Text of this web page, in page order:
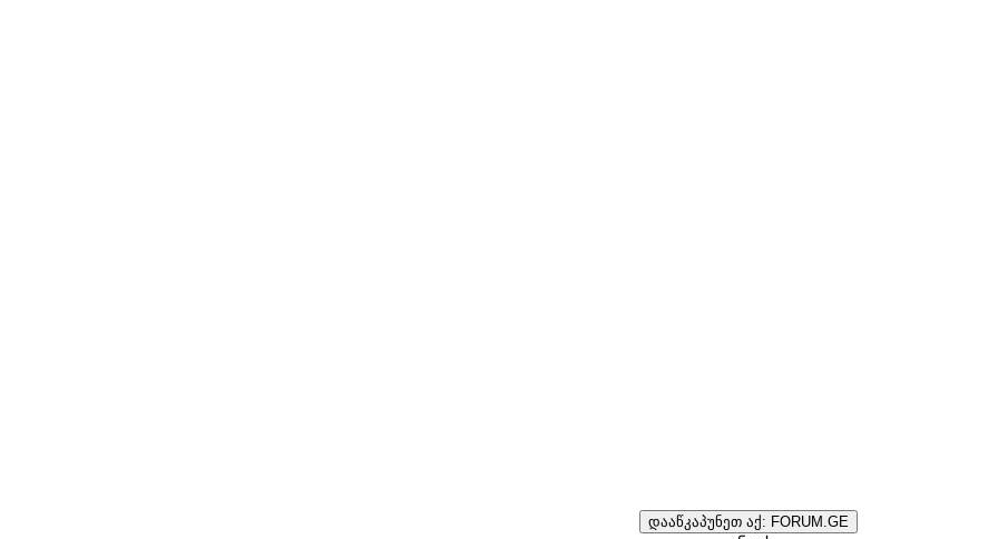
დააწკაპუნეთ აქ: FORUM.GE